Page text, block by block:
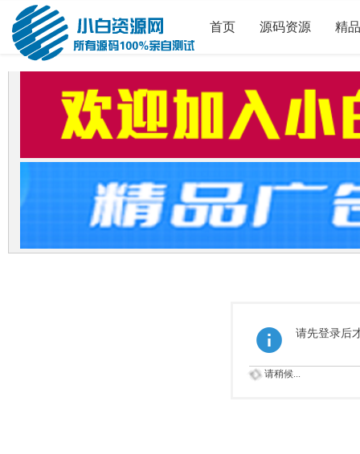
首页 源码资源 精
请先登录后
请稍候...